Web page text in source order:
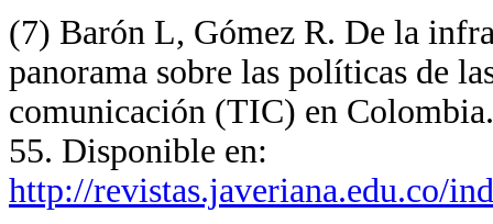
(7) Barón L, Gómez R. De la
panorama sobre las políticas de
comunicación (TIC) en
55. Disponible en:
http://revistas.javeriana.edu.co/